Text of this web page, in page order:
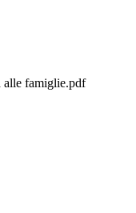
alle famiglie.pdf